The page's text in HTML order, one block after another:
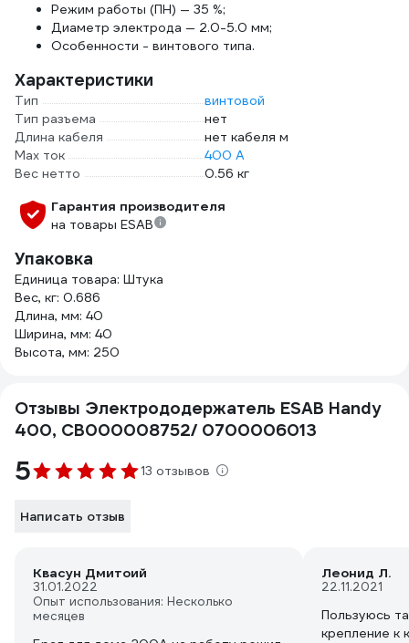
Режим работы (ПН) — 35 %;
Диаметр электрода — 2.0-5.0 мм;
Особенности - винтового типа.
Характеристики
Тип
винтовой
Тип разъема
нет
Длина кабеля
нет кабеля м
Max ток
400 А
Вес нетто
0.56 кг
Гарантия производителя
на товары ESAB
Упаковка
Единица товара: Штука
Вес, кг: 0.686
Длина, мм: 40
Ширина, мм: 40
Высота, мм: 250
Отзывы Электрододержатель ESAB Handy
400, СВ000008752/ 0700006013
5 13 отзывов
Написать отзыв
Квасун Дмитоий
31.01.2022
Опыт использования: Несколько
месяцев
Леонид Л.
22.11.2021
Пользуюсь
крепление к